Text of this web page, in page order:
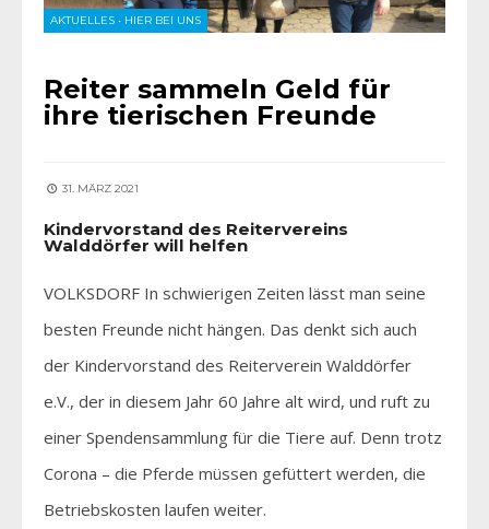
AKTUELLES • HIER BEI UNS
Reiter sammeln Geld für
ihre tierischen Freunde
31. MÄRZ 2021
Kindervorstand des Reitervereins
Walddörfer will helfen
VOLKSDORF In schwierigen Zeiten lässt man seine
besten Freunde nicht hängen. Das denkt sich auch
der Kindervorstand des Reiterverein Walddörfer
e.V., der in diesem Jahr 60 Jahre alt wird, und ruft zu
einer Spendensammlung für die Tiere auf. Denn trotz
Corona – die Pferde müssen gefüttert werden, die
Betriebskosten laufen weiter.